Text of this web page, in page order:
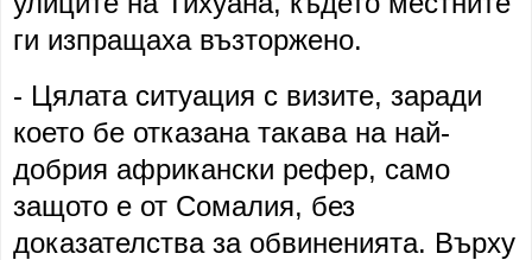
ги изпращаха възторжено.
- Цялата ситуация с визите, заради
което бе отказана такава на най-
добрия африкански рефер, само
защото е от Сомалия, без
доказателства за обвиненията. Върху